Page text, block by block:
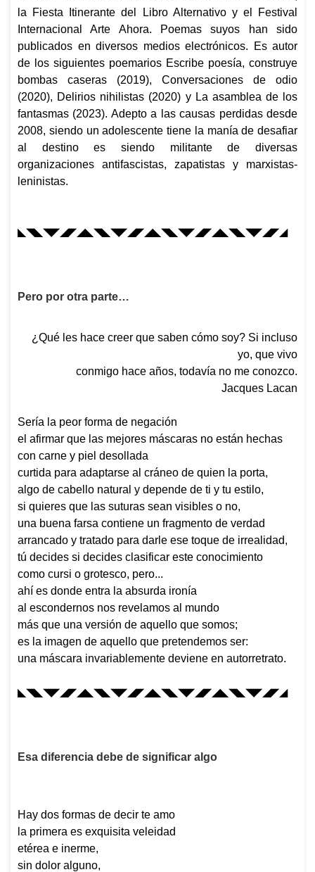
la Fiesta Itinerante del Libro Alternativo y el Festival
Internacional Arte Ahora. Poemas suyos han sido
publicados en diversos medios electrónicos. Es autor
de los siguientes poemarios Escribe poesía, construye
bombas caseras (2019), Conversaciones de odio
(2020), Delirios nihilistas (2020) y La asamblea de los
fantasmas (2023). Adepto a las causas perdidas desde
2008, siendo un adolescente tiene la manía de desafiar
al destino es siendo militante de diversas
organizaciones antifascistas, zapatistas y marxistas-
leninistas.
◣◥◣◥◤◢◤◢◣◥◣◥◤◢◤◢◣◥◣◥◤◢◤◢◣◥◣◥◤◢◤◢
Pero por otra parte…
¿Qué les hace creer que saben cómo soy? Si incluso
yo, que vivo
conmigo hace años, todavía no me conozco.
Jacques Lacan
Sería la peor forma de negación
el afirmar que las mejores máscaras no están hechas
con carne y piel desollada
curtida para adaptarse al cráneo de quien la porta,
algo de cabello natural y depende de ti y tu estilo,
si quieres que las suturas sean visibles o no,
una buena farsa contiene un fragmento de verdad
arrancado y tratado para darle ese toque de irrealidad,
tú decides si decides clasificar este conocimiento
como cursi o grotesco, pero...
ahí es donde entra la absurda ironía
al escondernos nos revelamos al mundo
más que una versión de aquello que somos;
es la imagen de aquello que pretendemos ser:
una máscara invariablemente deviene en autorretrato.
◣◥◣◥◤◢◤◢◣◥◣◥◤◢◤◢◣◥◣◥◤◢◤◢◣◥◣◥◤◢◤◢
Esa diferencia debe de significar algo
Hay dos formas de decir te amo
la primera es exquisita veleidad
etérea e inerme,
sin dolor alguno,